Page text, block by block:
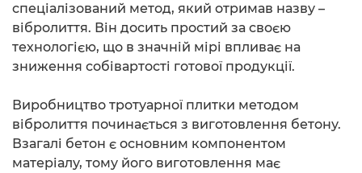
спеціалізований метод, який отримав назву –
вібролиття. Він досить простий за своєю
технологією, що в значній мірі впливає на
зниження собівартості готової продукції.
Виробництво тротуарної плитки методом
вібролиття починається з виготовлення бетону.
Взагалі бетон є основним компонентом
матеріалу, тому його виготовлення має